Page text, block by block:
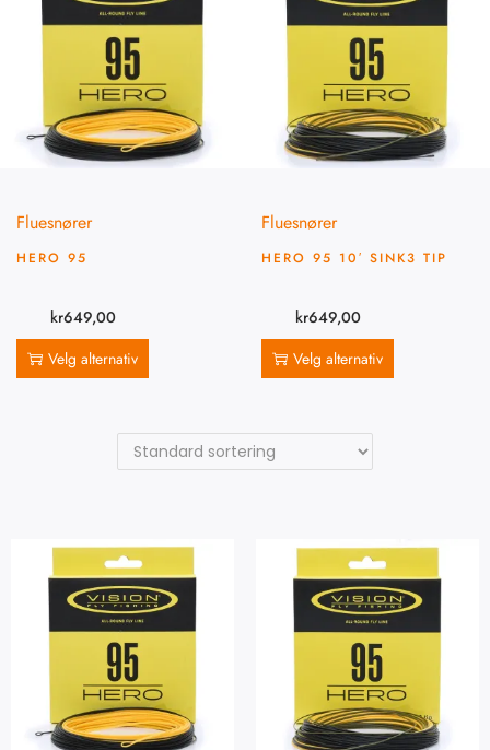
Fluesnører
HERO 95
kr649,00
Velg alternativ
Fluesnører
HERO 95 10′ SINK3 TIP
kr649,00
Velg alternativ